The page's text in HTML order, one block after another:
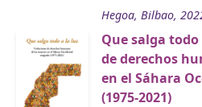
Hegoa, Bilbao,
Que salga
de derechos
en el Sáhara
(1975-2021)